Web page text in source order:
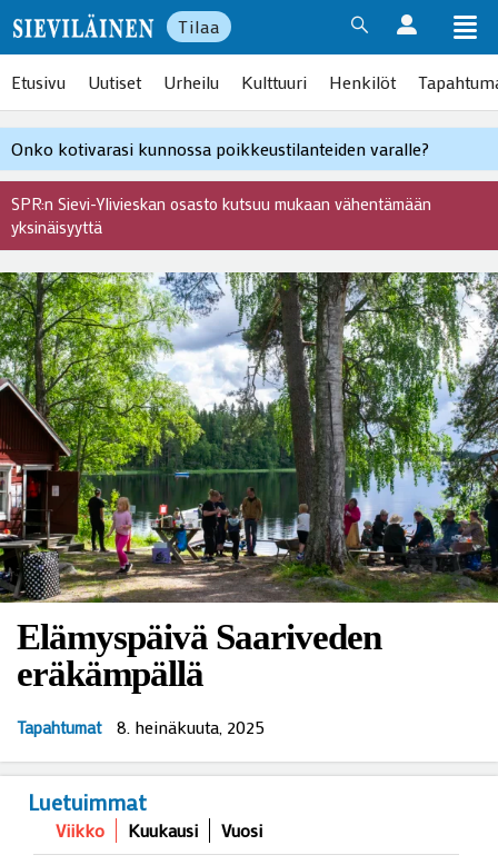
Tilaa
Etusivu Uutiset Urheilu Kulttuuri Henkilöt
Onko kotivarasi kunnossa poikkeustilanteiden varalle?
SPR:n Sievi-Ylivieskan osasto kutsuu mukaan vähentämään
yksinäisyyttä
Elämyspäivä Saariveden
eräkämpällä
Tapahtumat 8. heinäkuuta, 2025
Luetuimmat
Viikko Kuukausi Vuosi